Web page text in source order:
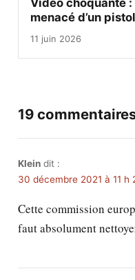
menacé d’un
11 juin 2026
19
Klein dit :
30 décembre 2021 à 11 h
Cette commission
faut absolument